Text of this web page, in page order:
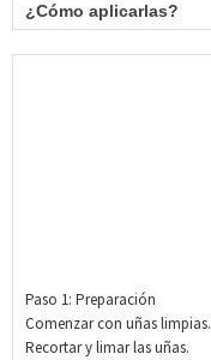
¿Cómo aplicarlas?
Paso 1: Preparación
Comenzar con uñas limpias.
Recortar y limar las uñas.